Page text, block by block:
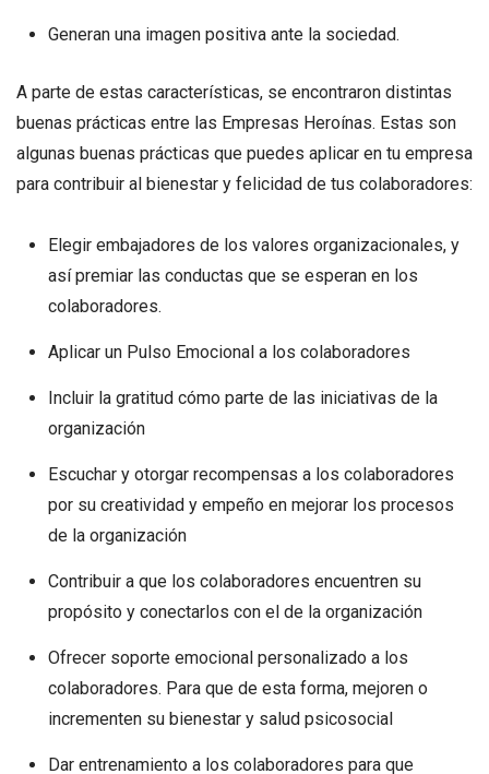
Generan una imagen positiva ante la sociedad.
A parte de estas características, se encontraron distintas
buenas prácticas entre las Empresas Heroínas. Estas son
algunas buenas prácticas que puedes aplicar en tu empresa
para contribuir al bienestar y felicidad de tus colaboradores:
Elegir embajadores de los valores organizacionales, y
así premiar las conductas que se esperan en los
colaboradores.
Aplicar un Pulso Emocional a los colaboradores
Incluir la gratitud cómo parte de las iniciativas de la
organización
Escuchar y otorgar recompensas a los colaboradores
por su creatividad y empeño en mejorar los procesos
de la organización
Contribuir a que los colaboradores encuentren su
propósito y conectarlos con el de la organización
Ofrecer soporte emocional personalizado a los
colaboradores. Para que de esta forma, mejoren o
incrementen su bienestar y salud psicosocial
Dar entrenamiento a los colaboradores para que